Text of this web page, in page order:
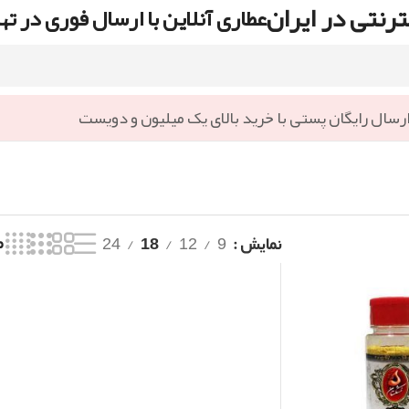
در ایرانعطاری آنلاین با ارسال فوری در
ارسال رایگان پستی با خرید بالای یک میلیون و دویست
نمایش 9
12
18
24